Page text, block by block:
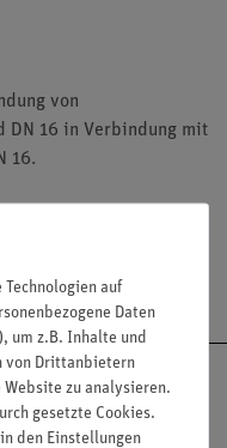
von
DN 16 in Verbindung mit
16.
ab 300,- €
auf
Daten
um z.B. Inhalte und
von Drittanbietern
zu analysieren.
gesetzte Cookies.
den Einstellungen